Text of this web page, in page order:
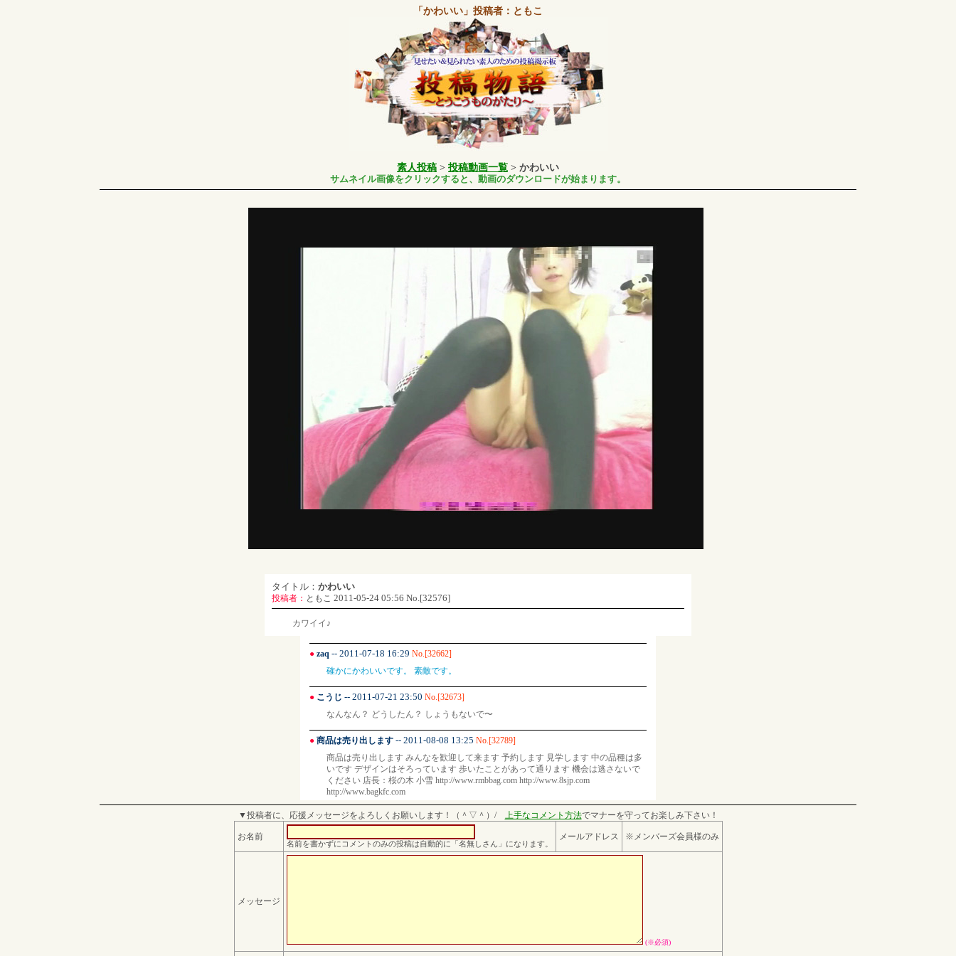
「かわいい」 投稿者：ともこ
素人投稿 > 投稿動画一覧 > かわいい
サムネイル画像をクリックすると、動画のダウンロードが始まります。
タイトル： かわいい
投稿者： ともこ 2011-05-24 05:56 No.[32576]
カワイイ♪
● zaq -- 2011-07-18 16:29 No.[32662]
確かにかわいいです。 素敵です。
● こうじ -- 2011-07-21 23:50 No.[32673]
なんなん？ どうしたん？ しょうもないで〜
● 商品は売り出します -- 2011-08-08 13:25 No.[32789]
商品は売り出します みんなを歓迎して来ます 予約します 見学します 中の品種は多
いです デザインはそろっています 歩いたことがあって通ります 機会は逃さないで
ください 店長：桜の木 小雪 http://www.rmbbag.com http://www.8sjp.com
http://www.bagkfc.com
▼投稿者に、応援メッセージをよろしくお願いします！（＾▽＾）/ 上手なコメント方法でマナーを守ってお楽しみ下さい！
お名前
名前を書かずにコメントのみの投稿は自動的に「名無しさん」になります。
メールアドレス ※メンバーズ会員様のみ
メッセージ
(※必須)